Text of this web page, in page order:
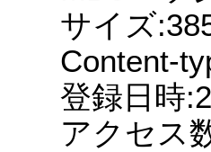
サイズ
Content-
登録日時
アクセス